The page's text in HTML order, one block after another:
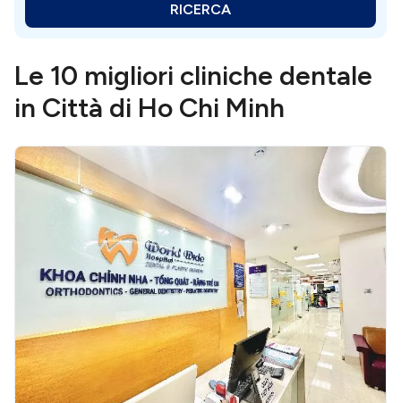
RICERCA
Le 10 migliori cliniche dentale
in Città di Ho Chi Minh